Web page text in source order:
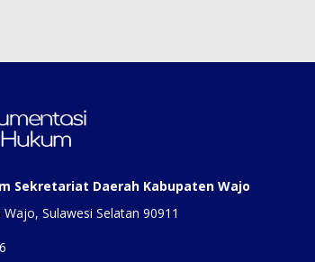
Sekretariat Daerah Kabupaten Wajo
Sulawesi Selatan 90911